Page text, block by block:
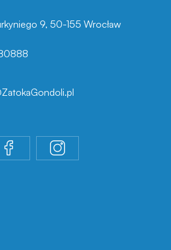
9, 50-155 Wrocław